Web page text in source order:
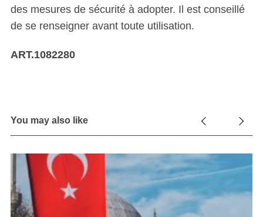
des mesures de sécurité à adopter. Il est conseillé
de se renseigner avant toute utilisation.
ART.1082280
You may also like